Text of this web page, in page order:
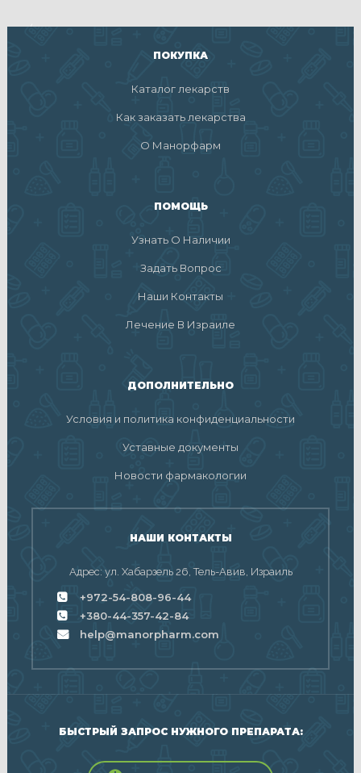
ПОКУПКА
Каталог лекарств
Как заказать лекарства
О Манорфарм
ПОМОЩЬ
Узнать О Наличии
Задать Вопрос
Наши Контакты
Лечение В Израиле
ДОПОЛНИТЕЛЬНО
Условия и политика конфиденциальности
Уставные документы
Новости фармакологии
НАШИ КОНТАКТЫ
Адрес: ул. Хабарзель 26, Тель-Авив, Израиль
+972-54-808-96-44
+380-44-357-42-84
help@manorpharm.com
БЫСТРЫЙ ЗАПРОС НУЖНОГО ПРЕПАРАТА: